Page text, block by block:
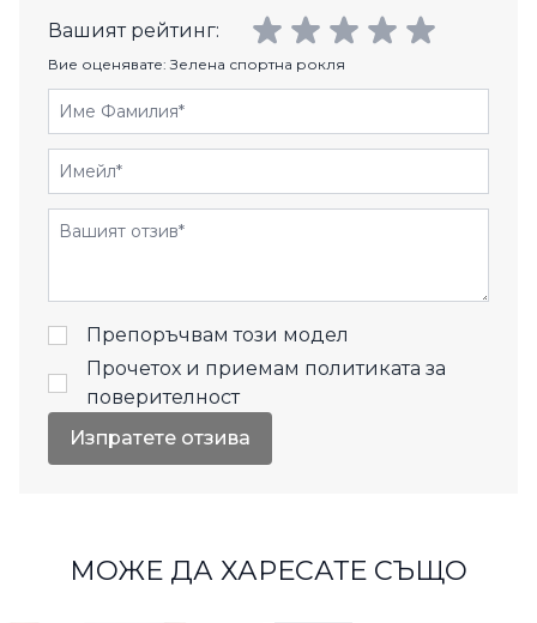
Вашият рейтинг:
Вие оценявате:Зелена спортна рокля
Име Фамилия
Имейл
Отзиви
Препоръчвам този модел
Прочетох и приемам политиката за
поверителност
Изпратете отзива
МОЖЕ ДА ХАРЕСАТЕ СЪЩО